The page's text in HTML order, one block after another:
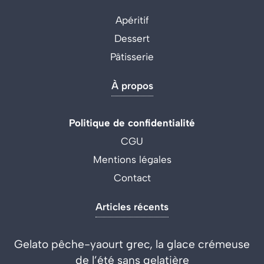
Apéritif
Dessert
Pâtisserie
À propos
Politique de confidentialité
CGU
Mentions légales
Contact
Articles récents
Gelato pêche-yaourt grec, la glace crémeuse
de l’été sans gelatière